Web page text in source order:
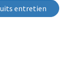
entretien